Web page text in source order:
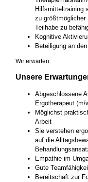
Hilfsmitteltraining
zu
Teilhabe zu
Kognitive
Beteiligung an
Wir erwarten
Unsere
Abgeschlossene
Ergotherapeut (m/
Möglichst
Arbeit
Sie verstehen
auf die
Empathie im
Gute
Bereitschaft zur